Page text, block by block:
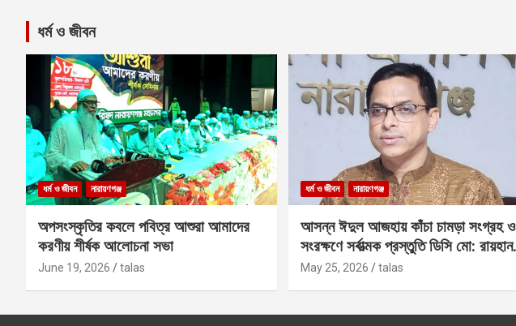
ধর্ম ও জীবন
ধর্ম ও জীবন নারায়ণগঞ্জ
অপসংস্কৃতির কবলে পবিত্র আশুরা আমাদের
করণীয় শীর্ষক আলোচনা সভা
June 19, 2026 talas
ধর্ম ও জীবন নারায়ণগঞ্জ
আসন্ন ঈদুল আজহায় কাঁচা চামড়া সংগ্রহ ও
সংরক্ষণে সর্বাত্মক প্রস্তুতি ডিসি মো: রায়হান
কবির
May 25, 2026 talas